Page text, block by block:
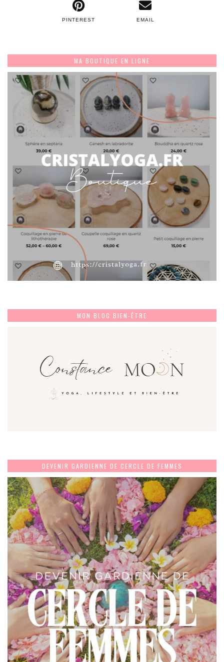
PINTEREST EMAIL
MA BOUTIQUE EN LIGNE
MON BLOG BIEN-ÊTRE
DEVENIR GARDIENNE DE CERCLE DE FEMMES